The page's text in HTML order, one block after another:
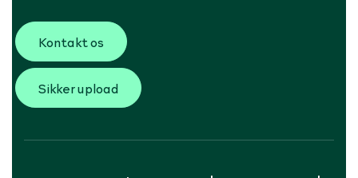
Kontakt os
Sikker upload